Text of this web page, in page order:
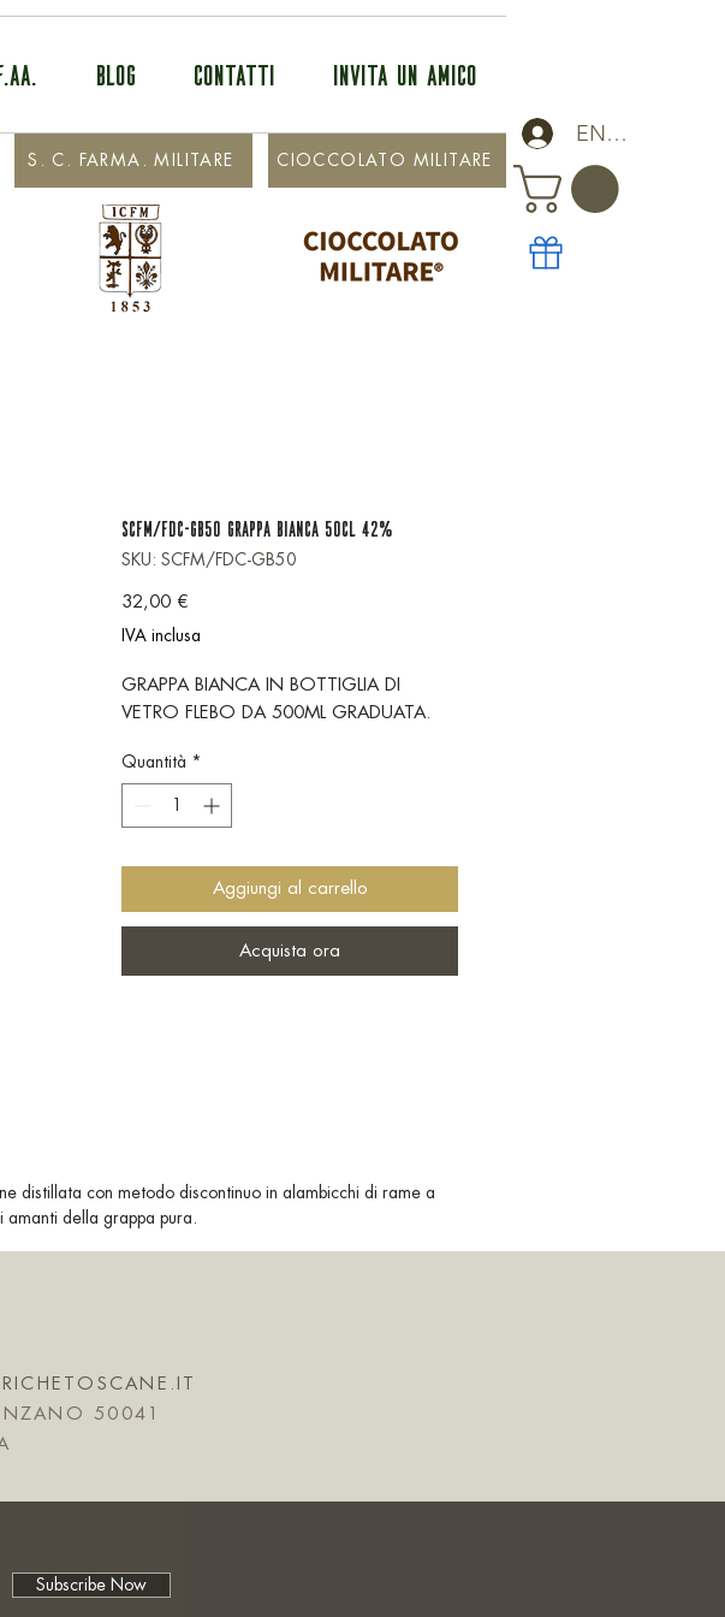
BLOG CONTATTI INVITA UN AMICO
CIOCCOLATO MILITARE
S. C. FARMA. MILITARE
ENTRA
SCFM/FDC-GB50 GRAPPA BIANCA 50cl 42%
SKU: SCFM/FDC-GB50
32,00 €
IVA inclusa
GRAPPA BIANCA IN BOTTIGLIA DI
VETRO FLEBO DA 500ML GRADUATA.
Quantità *
Aggiungi al carrello
Acquista ora
distillata con metodo discontinuo in alambicchi di rame a
della grappa pura.
50041
Subscribe Now